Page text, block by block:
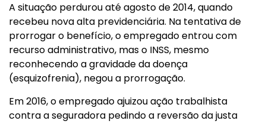
A situação perdurou até agosto de 2014, quando
recebeu nova alta previdenciária. Na tentativa de
prorrogar o benefício, o empregado entrou com
recurso administrativo, mas o INSS, mesmo
reconhecendo a gravidade da doença
(esquizofrenia), negou a prorrogação.
Em 2016, o empregado ajuizou ação trabalhista
contra a seguradora pedindo a reversão da justa